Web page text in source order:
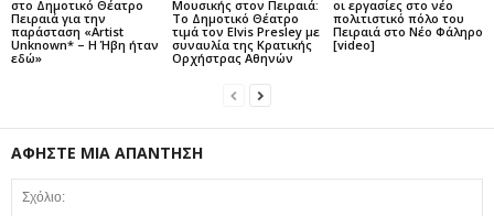
στο Δημοτικό Θέατρο
Πειραιά για την
παράσταση «Artist
Unknown* – Η Ήβη ήταν
εδώ»
Μουσικής στον Πειραιά:
Το Δημοτικό Θέατρο
τιμά τον Elvis Presley με
συναυλία της Κρατικής
Ορχήστρας Αθηνών
οι εργασίες στο νέο
πολιτιστικό πόλο του
Πειραιά στο Νέο Φάληρο
[video]
ΑΦΗΣΤΕ ΜΙΑ ΑΠΑΝΤΗΣΗ